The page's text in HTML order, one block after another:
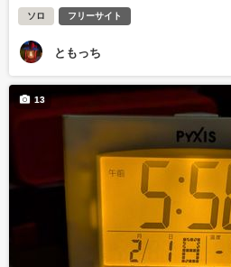
ソロ フリーサイト
ともっち
13